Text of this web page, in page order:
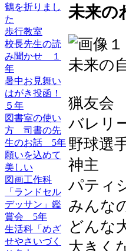
鶴を折りまし
た
歩行教室
校長先生の読
み聞かせ １
年
暑中お見舞い
はがき投函！
５年
図書室の使い
方 司書の先
生のお話 5年
願いを込めて
美しい
図画工作科
「ランドセル
デッサン」鑑
賞会 5年
生活科「めざ
せやさいづく
未来の
未来の
猟友会
バレリ
野球選
神主
パティ
みんな
どんな
大きく